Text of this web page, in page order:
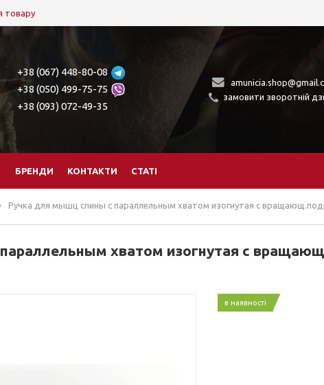
товару
+38 (067) 448-80-08
+38 (050) 499-75-75
+38 (093) 072-49-35
замовити зворотній
БРЕНДИ КОНТАКТИ СТАТІ
Ручка для мышц спины с параллельным хватом изогнутая c
хватом изогнутая c
в наявності